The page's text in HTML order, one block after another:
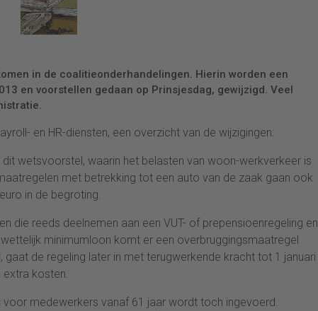
in de coalitieonderhandelingen. Hierin worden een
en voorstellen gedaan op Prinsjesdag, gewijzigd. Veel
en HR-diensten, een overzicht van de wijzigingen:
dit wetsvoorstel, waarin het belasten van woon-werkverkeer is
met betrekking tot een auto van de zaak gaan ook
in de begroting.
die reeds deelnemen aan een VUT- of prepensioenregeling en
minimumloon komt er een overbruggingsmaatregel
de regeling later in met terugwerkende kracht tot 1 januari
kosten.
medewerkers vanaf 61 jaar wordt toch ingevoerd.